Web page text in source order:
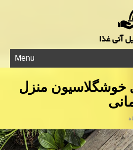
آنی غذا
Menu
خوشگلاسیون منزل